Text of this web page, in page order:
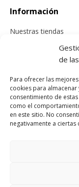
de
Para ofrecer las
cookies para
consentimiento de
como el
en este sitio. No
negativamente a ciertas
Información
Nuestras tiendas
Tienda online
Información sobre
Cancelación y
Pago seguro
Condiciones